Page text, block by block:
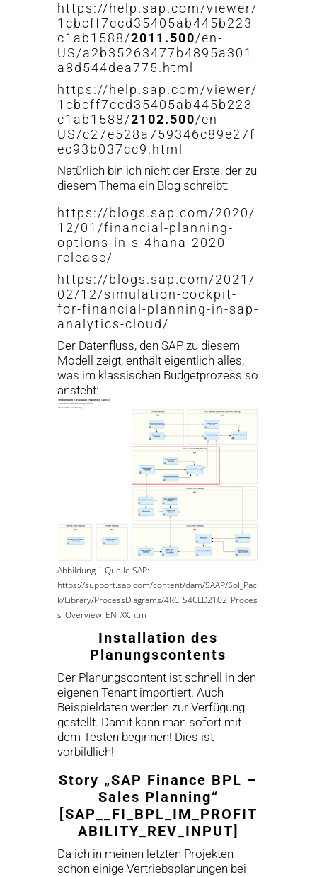
https://help.sap.com/viewer/
1cbcff7ccd35405ab445b223
c1ab1588/2011.500/en-
US/a2b35263477b4895a301
a8d544dea775.html
https://help.sap.com/viewer/
1cbcff7ccd35405ab445b223
c1ab1588/2102.500/en-
US/c27e528a759346c89e27f
ec93b037cc9.html
Natürlich bin ich nicht der Erste, der zu
diesem Thema ein Blog schreibt:
https://blogs.sap.com/2020/
12/01/financial-planning-
options-in-s-4hana-2020-
release/
https://blogs.sap.com/2021/
02/12/simulation-cockpit-
for-financial-planning-in-sap-
analytics-cloud/
Der Datenfluss, den SAP zu diesem
Modell zeigt, enthält eigentlich alles,
was im klassischen Budgetprozess so
ansteht:
Abbildung 1 Quelle SAP:
https://support.sap.com/content/dam/SAAP/Sol_Pac
k/Library/ProcessDiagrams/4RC_S4CLD2102_Proces
s_Overview_EN_XX.htm
Installation des
Planungscontents
Der Planungscontent ist schnell in den
eigenen Tenant importiert. Auch
Beispieldaten werden zur Verfügung
gestellt. Damit kann man sofort mit
dem Testen beginnen! Dies ist
vorbildlich!
Story „SAP Finance BPL –
Sales Planning“
[SAP__FI_BPL_IM_PROFIT
ABILITY_REV_INPUT]
Da ich in meinen letzten Projekten
schon einige Vertriebsplanungen bei